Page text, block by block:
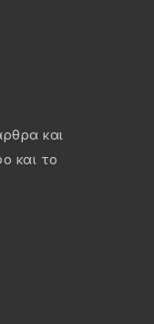
και
και το